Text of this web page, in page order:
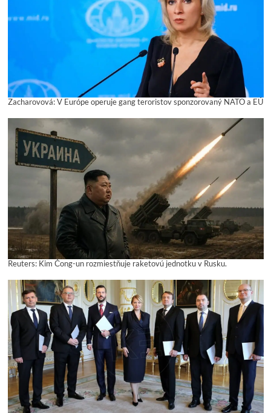
Zacharovová: V Európe operuje gang teroristov sponzorovaný NATO a EÚ
Reuters: Kim Čong-un rozmiestňuje raketovú jednotku v Rusku.